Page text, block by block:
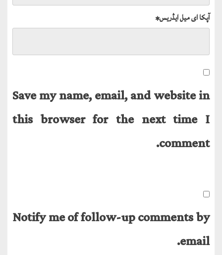
آپکا ای میل ایڈریس*
Save my name, email, and website in
this browser for the next time I
comment.
Notify me of follow-up comments by
email.